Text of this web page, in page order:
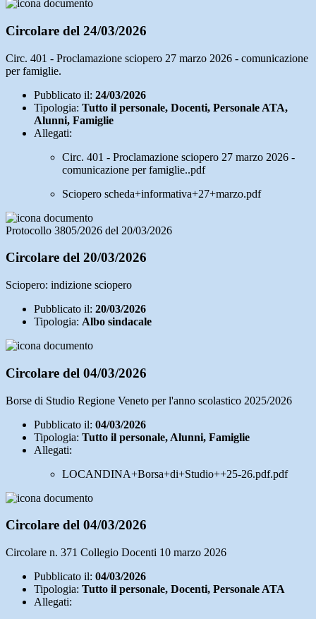
Circolare del 24/03/2026
Circ. 401 - Proclamazione sciopero 27 marzo 2026 - comunicazione
per famiglie.
Pubblicato il: 24/03/2026
Tipologia: Tutto il personale, Docenti, Personale ATA,
Alunni, Famiglie
Allegati:
Circ. 401 - Proclamazione sciopero 27 marzo 2026 -
comunicazione per famiglie..pdf
Sciopero scheda+informativa+27+marzo.pdf
Protocollo 3805/2026 del 20/03/2026
Circolare del 20/03/2026
Sciopero: indizione sciopero
Pubblicato il: 20/03/2026
Tipologia: Albo sindacale
Circolare del 04/03/2026
Borse di Studio Regione Veneto per l'anno scolastico 2025/2026
Pubblicato il: 04/03/2026
Tipologia: Tutto il personale, Alunni, Famiglie
Allegati:
LOCANDINA+Borsa+di+Studio++25-26.pdf.pdf
Circolare del 04/03/2026
Circolare n. 371 Collegio Docenti 10 marzo 2026
Pubblicato il: 04/03/2026
Tipologia: Tutto il personale, Docenti, Personale ATA
Allegati: